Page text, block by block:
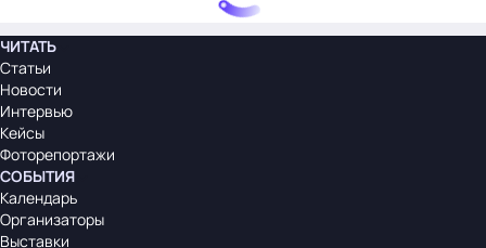
ЧИТАТЬ
Статьи
Новости
Интервью
Кейсы
Фоторепортажи
СОБЫТИЯ
Календарь
Организаторы
Выставки